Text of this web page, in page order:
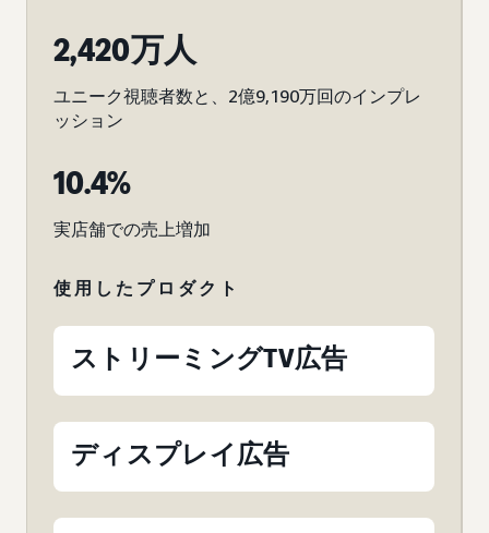
2,420万人
ユニーク視聴者数と、2億9,190万回のインプレ
ッション
10.4%
実店舗での売上増加
使用したプロダクト
ストリーミングTV広告
ディスプレイ広告